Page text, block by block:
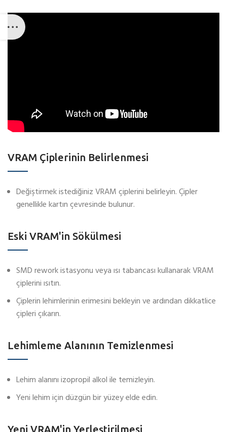
VRAM Çiplerinin Belirlenmesi
Değiştirmek istediğiniz VRAM çiplerini belirleyin. Çipler
genellikle kartın çevresinde bulunur.
Eski VRAM'in Sökülmesi
SMD rework istasyonu veya ısı tabancası kullanarak VRAM
çiplerini ısıtın.
Çiplerin lehimlerinin erimesini bekleyin ve ardından dikkatlice
çipleri çıkarın.
Lehimleme Alanının Temizlenmesi
Lehim alanını izopropil alkol ile temizleyin.
Yeni lehim için düzgün bir yüzey elde edin.
Yeni VRAM'in Yerleştirilmesi